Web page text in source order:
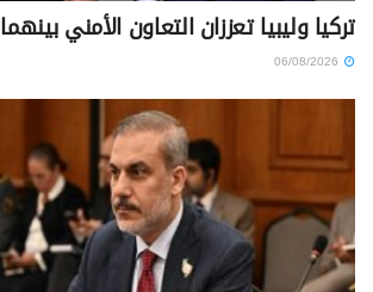
تركيا وليبيا تعززان التعاون الأمني بينهما